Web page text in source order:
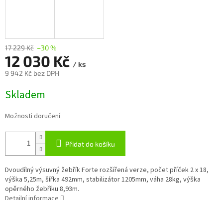
17 229 Kč –30 %
12 030 Kč / ks
9 942 Kč bez DPH
cena:
Skladem
Možnosti doručení
Přidat do košíku
Dvoudílný výsuvný žebřík Forte rozšířená verze, počet příček 2 x 18,
výška 5,25m, šířka 492mm, stabilizátor 1205mm, váha 28kg, výška
opěrného žebříku 8,93m.